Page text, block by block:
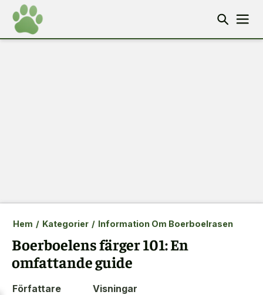
Hem / Kategorier / Information Om Boerboelrasen
Boerboelens färger 101: En
omfattande guide
Författare
Visningar